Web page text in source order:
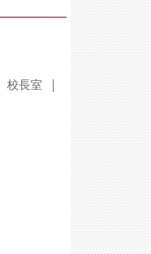
校長室 |